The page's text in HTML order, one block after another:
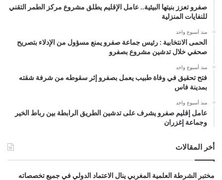
صفرو تعزز بنيتها البيئية.. عامل الإقليم يطلق مشروع مركز الطمر التقني
للنفايات المنزلية
منذ أسبوع واحد
الحمى الانتخابية : رئيس جماعة صفرو يمنع مسؤول من الإدلاء بتصريح
صحفي خلال تدشين مشروع بصفرو
منذ أسبوع واحد
فتح تحقيق في وفاة طبيب يعمل بصفرو إثر سقوطه من شرفة شقته
بمدينة فاس
منذ أسبوع واحد
عامل إقليم صفرو يشرف على تدشين الطريق الرابطة بين رباط الخير
وجماعة إغزران
أخر المقالات
مختبر الشرطة العلمية المغربي ينال الاعتماد الدولي في جميع تخصصاته